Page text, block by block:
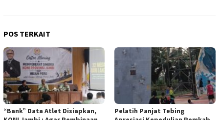
POS TERKAIT
“Bank” Data Atlet Disiapkan,
Pelatih Panjat Tebing